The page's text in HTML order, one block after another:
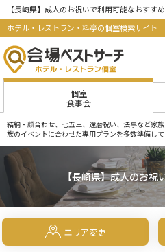
【長崎県】成人のお祝いで利用可能なおすす
ホテル・レストラン・料亭の個室検索サイト
個室
食事会
結納・顔合わせ、七五三、還暦祝い、法事など家
族のイベントに合わせた専用プランを多数準備して
【長崎県】成人のお
エリア変更